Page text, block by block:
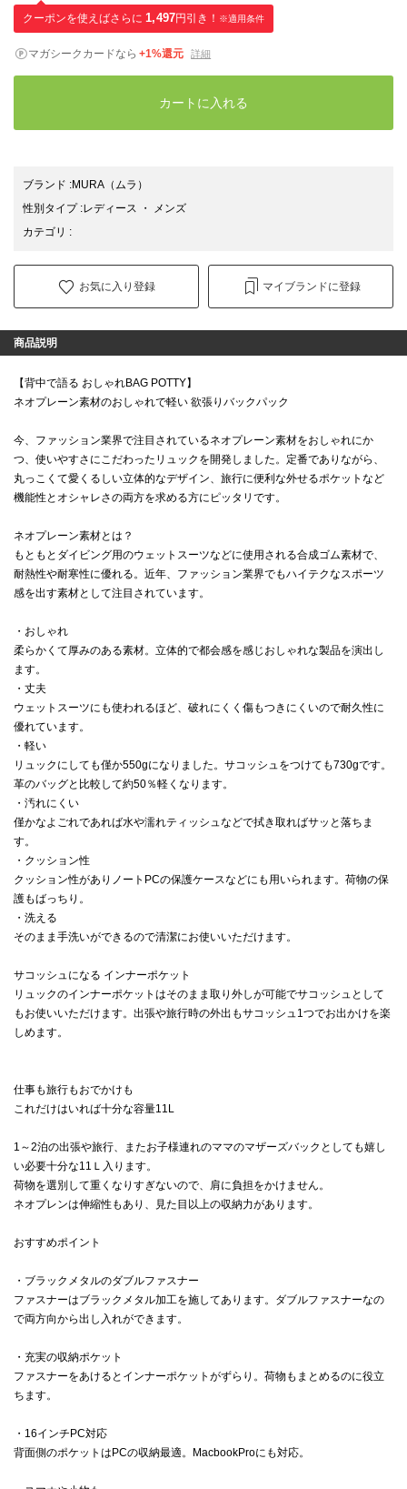
クーポンを使えばさらに 1,497円引き！ ※適用条件
マガシークカードなら +1%還元 詳細
カートに入れる
ブランド :MURA （ムラ）
性別タイプ:レディース ・
メンズ
カテゴリ :
お気に入り登録 マイブランドに登録
商品説明
【背中で語る おしゃれBAG POTTY】
ネオプレーン素材のおしゃれで軽い 欲張りバックパック
今、ファッション業界で注目されているネオプレーン素材をおしゃれにか
つ、使いやすさにこだわったリュックを開発しました。定番でありながら、
丸っこくて愛くるしい立体的なデザイン、旅行に便利な外せるポケットなど
機能性とオシャレさの両方を求める方にピッタリです。
ネオプレーン素材とは？
もともとダイビング用のウェットスーツなどに使用される合成ゴム素材で、
耐熱性や耐寒性に優れる。近年、ファッション業界でもハイテクなスポーツ
感を出す素材として注目されています。
・おしゃれ
柔らかくて厚みのある素材。立体的で都会感を感じおしゃれな製品を演出し
ます。
・丈夫
ウェットスーツにも使われるほど、破れにくく傷もつきにくいので耐久性に
優れています。
・軽い
リュックにしても僅か550gになりました。サコッシュをつけても730gです。
革のバッグと比較して約50％軽くなります。
・汚れにくい
僅かなよごれであれば水や濡れティッシュなどで拭き取ればサッと落ちま
す。
・クッション性
クッション性がありノートPCの保護ケースなどにも用いられます。荷物の保
護もばっちり。
・洗える
そのまま手洗いができるので清潔にお使いいただけます。
サコッシュになる インナーポケット
リュックのインナーポケットはそのまま取り外しが可能でサコッシュとして
もお使いいただけます。出張や旅行時の外出もサコッシュ1つでお出かけを楽
しめます。
仕事も旅行もおでかけも
これだけはいれば十分な容量11L
1～2泊の出張や旅行、またお子様連れのママのマザーズバックとしても嬉し
い必要十分な11Ｌ入ります。
荷物を選別して重くなりすぎないので、肩に負担をかけません。
ネオプレンは伸縮性もあり、見た目以上の収納力があります。
おすすめポイント
・ブラックメタルのダブルファスナー
ファスナーはブラックメタル加工を施してあります。ダブルファスナーなの
で両方向から出し入れができます。
・充実の収納ポケット
ファスナーをあけるとインナーポケットがずらり。荷物もまとめるのに役立
ちます。
・16インチPC対応
背面側のポケットはPCの収納最適。MacbookProにも対応。